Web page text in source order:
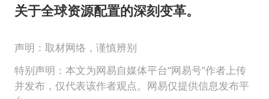
关于全球资源配置的深刻变革。
声明：取材网络，谨慎辨别
特别声明：本文为网易自媒体平台“网易号”作者上传
并发布，仅代表该作者观点。网易仅提供信息发布平